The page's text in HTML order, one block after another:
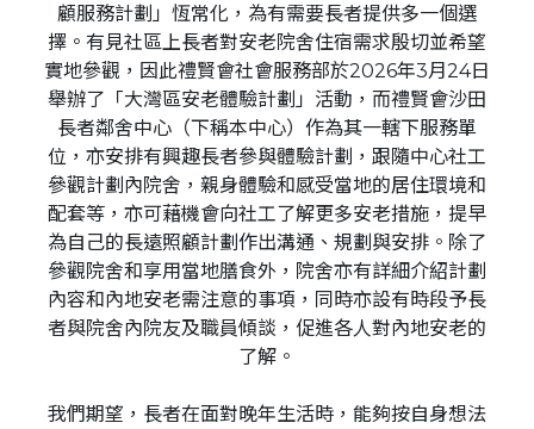
顧服務計劃」恆常化，為有需要長者提供多一個選
擇。有見社區上長者對安老院舍住宿需求殷切並希望
實地參觀，因此禮賢會社會服務部於2026年3月24日
舉辦了「大灣區安老體驗計劃」活動，而禮賢會沙田
長者鄰舍中心（下稱本中心）作為其一轄下服務單
位，亦安排有興趣長者參與體驗計劃，跟隨中心社工
參觀計劃內院舍，親身體驗和感受當地的居住環境和
配套等，亦可藉機會向社工了解更多安老措施，提早
為自己的長遠照顧計劃作出溝通、規劃與安排。除了
參觀院舍和享用當地膳食外，院舍亦有詳細介紹計劃
內容和內地安老需注意的事項，同時亦設有時段予長
者與院舍內院友及職員傾談，促進各人對內地安老的
了解。
我們期望，長者在面對晚年生活時，能夠按自身想法